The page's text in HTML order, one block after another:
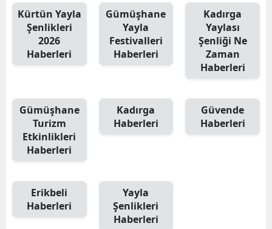
Gümüşhane
Hakkari
Hatay
Mersin
Kastamonu
Kürtün Yayla
Şenlikleri
2026
Haberleri
Gümüşhane
Yayla
Festivalleri
Haberleri
Kadırga
Yaylası
Şenliği Ne
Zaman
Haberleri
Gümüşhane
Turizm
Etkinlikleri
Haberleri
Kadırga
Haberleri
Güvende
Haberleri
Erikbeli
Haberleri
Yayla
Şenlikleri
Haberleri